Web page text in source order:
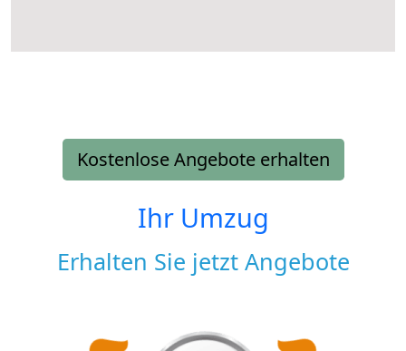
Kostenlose Angebote erhalten
Ihr Umzug
Erhalten Sie jetzt Angebote